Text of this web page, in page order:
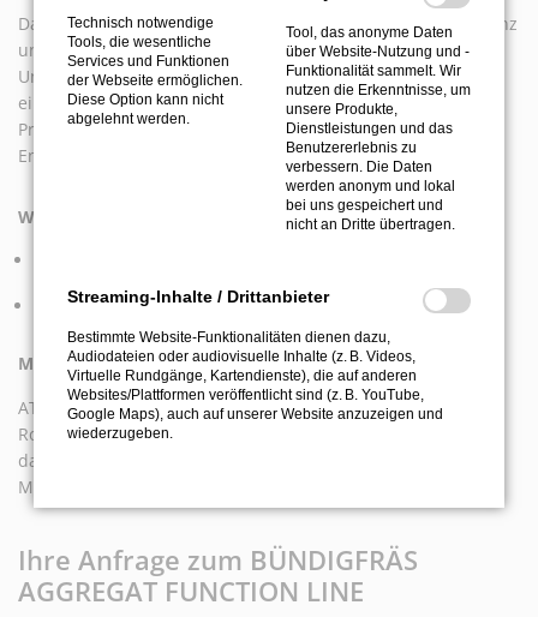
Das Bündigfräsaggregat bietet nicht nur eine höhere Effizienz
und Präzision, sondern auch eine attraktive Kostenstruktur.
Unternehmen in der Holzverarbeitung profitieren somit von
einer fortschrittlichen Technologie, die sowohl die
Produktionskosten senkt als auch die Qualität der
Endprodukte steigert.
Werkzeuganbindungen
weitere Anbindungen auf Anfrage
Maschinenanbindung:
ATEMAG Aggregate werden auf allen CNC Maschinen und
Robotersystemen eingesetzt. Die Maschinenanbindung wird
dabei exakt auf die technischen Anforderungen der CNC
Maschine oder des Roboters abgestimmt.
Ihre Anfrage zum BÜNDIGFRÄS
AGGREGAT FUNCTION LINE
Technisch notwendige
Tools, die wesentliche
Services und Funktionen
der Webseite ermöglichen.
Diese Option kann nicht
abgelehnt werden.
Tool, das anonyme Daten
über Website-Nutzung und -
Funktionalität sammelt. Wir
nutzen die Erkenntnisse, um
unsere Produkte,
Dienstleistungen und das
Benutzererlebnis zu
verbessern. Die Daten
werden anonym und lokal
bei uns gespeichert und
nicht an Dritte übertragen.
Streaming-Inhalte / Drittanbieter
Bestimmte Website-Funktionalitäten dienen dazu,
Audiodateien oder audiovisuelle Inhalte (z. B. Videos,
Virtuelle Rundgänge, Kartendienste), die auf anderen
Websites/Plattformen veröffentlicht sind (z. B. YouTube,
Google Maps), auch auf unserer Website anzuzeigen und
wiederzugeben.